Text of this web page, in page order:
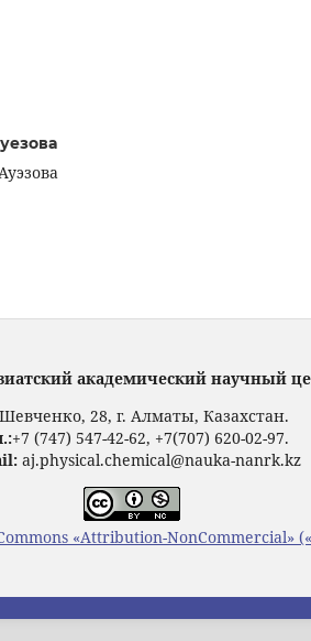
академический научный
28, г. Алматы, Казахстан.
+7 (747) 547-42-62, +7(707) 620-02-97.
aj.physical.chemical@nauka-nanrk.kz
«Attribution-NonCommercial»